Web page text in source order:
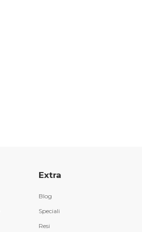
Extra
Blog
Speciali
Resi